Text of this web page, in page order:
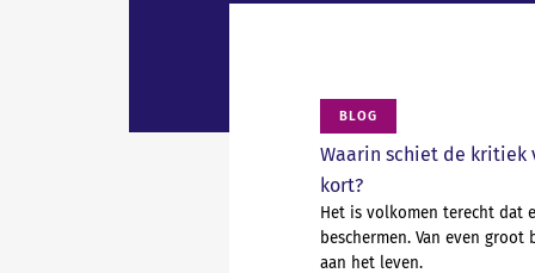
BLOG
Waarin schiet de kritiek
kort?
Het is volkomen terecht dat
beschermen. Van even
aan het leven.